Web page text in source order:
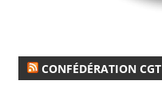
CONFÉDÉRATION CGT